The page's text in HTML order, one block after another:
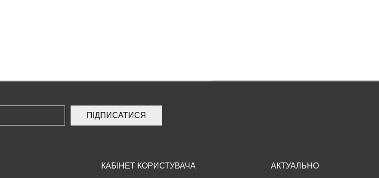
ПІДПИСАТИСЯ
КАБІНЕТ КОРИСТУВАЧА АКТУАЛЬНО